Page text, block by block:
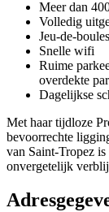
Meer dan
Volledig
Jeu-de-
Snelle wifi
Ruime
overdekte
Dagelijkse
Met haar tijdloze
bevoorrechte
van Saint-Tropez is
onvergetelijk